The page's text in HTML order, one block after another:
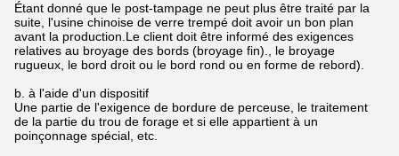
Étant donné que le post-tampage ne peut plus être traité par la
suite, l'usine chinoise de verre trempé doit avoir un bon plan
avant la production.Le client doit être informé des exigences
relatives au broyage des bords (broyage fin)., le broyage
rugueux, le bord droit ou le bord rond ou en forme de rebord).
b. à l'aide d'un dispositif
Une partie de l'exigence de bordure de perceuse, le traitement
de la partie du trou de forage et si elle appartient à un
poinçonnage spécial, etc.